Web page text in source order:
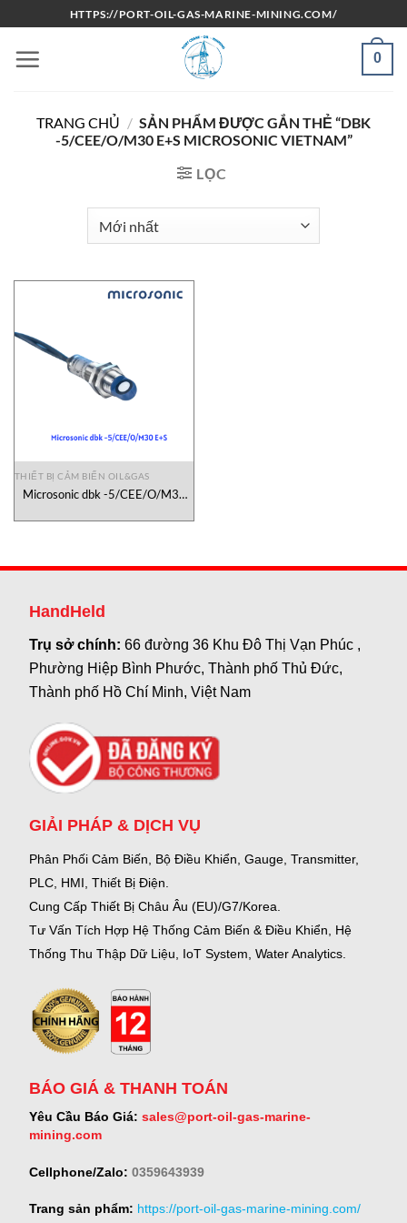
qua
nội
HTTPS://PORT-OIL-GAS-MARINE-MINING.COM/
0
TRANG CHỦ / SẢN PHẨM ĐƯỢC GẮN THẺ “DBK
-5/CEE/O/M30 E+S MICROSONIC VIETNAM”
LỌC
THIẾT BỊ CẢM BIẾN OIL&GAS
Microsonic dbk -5/CEE/O/M30
HandHeld
Trụ sở chính:66 đường 36 Khu Đô Thị Vạn Phúc ,
Phường Hiệp Bình Phước, Thành phố Thủ Đức,
Thành phố Hồ Chí Minh, Việt Nam
GIẢI PHÁP & DỊCH VỤ
Phân Phối Cảm Biến, Bộ Điều Khiển, Gauge, Transmitter,
PLC, HMI, Thiết Bị Điện.
Cung Cấp Thiết Bị Châu Âu (EU)/G7/Korea.
Tư Vấn Tích Hợp Hệ Thống Cảm Biến & Điều Khiển, Hệ
Thống Thu Thập Dữ Liệu, IoT System, Water Analytics.
BÁO GIÁ & THANH TOÁN
Yêu Cầu Báo Giá: sales@port-oil-gas-marine-
mining.com
Cellphone/Zalo: 0359643939
Trang sản phẩm: https://port-oil-gas-marine-mining.com/